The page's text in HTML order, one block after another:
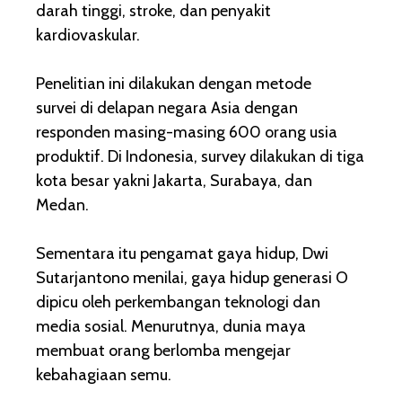
darah tinggi, stroke, dan penyakit
kardiovaskular.
Penelitian ini dilakukan dengan metode
survei di delapan negara Asia dengan
responden masing-masing 600 orang usia
produktif. Di Indonesia, survey dilakukan di tiga
kota besar yakni Jakarta, Surabaya, dan
Medan.
Sementara itu pengamat gaya hidup, Dwi
Sutarjantono menilai, gaya hidup generasi O
dipicu oleh perkembangan teknologi dan
media sosial. Menurutnya, dunia maya
membuat orang berlomba mengejar
kebahagiaan semu.